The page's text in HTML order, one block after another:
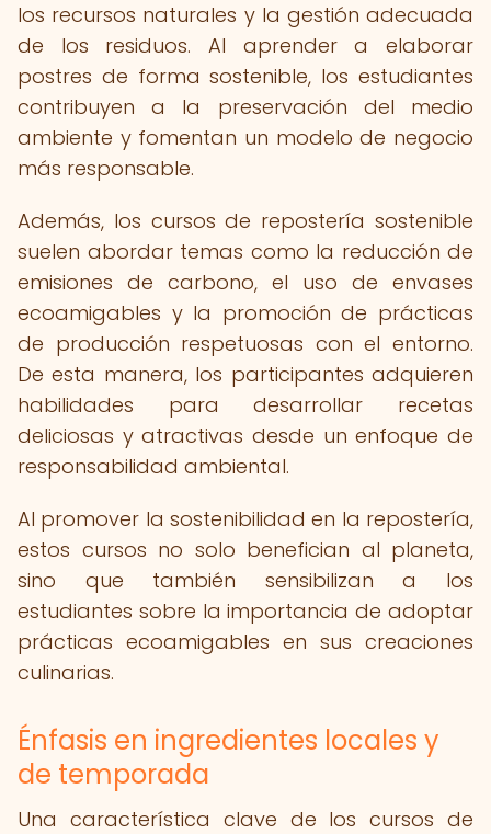
los recursos naturales y la gestión adecuada
de los residuos. Al aprender a elaborar
postres de forma sostenible, los estudiantes
contribuyen a la preservación del medio
ambiente y fomentan un modelo de negocio
más responsable.
Además, los cursos de repostería sostenible
suelen abordar temas como la reducción de
emisiones de carbono, el uso de envases
ecoamigables y la promoción de prácticas
de producción respetuosas con el entorno.
De esta manera, los participantes adquieren
habilidades para desarrollar recetas
deliciosas y atractivas desde un enfoque de
responsabilidad ambiental.
Al promover la sostenibilidad en la repostería,
estos cursos no solo benefician al planeta,
sino que también sensibilizan a los
estudiantes sobre la importancia de adoptar
prácticas ecoamigables en sus creaciones
culinarias.
Énfasis en ingredientes locales y
de temporada
Una característica clave de los cursos de